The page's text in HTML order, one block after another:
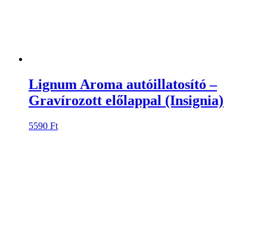
Lignum Aroma autóillatosító –
Gravírozott előlappal (Insignia)
5590 Ft